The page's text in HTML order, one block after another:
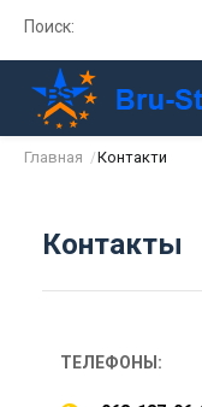
Поиск:
Главная /Контакти
Контакты
ТЕЛЕФОНЫ: